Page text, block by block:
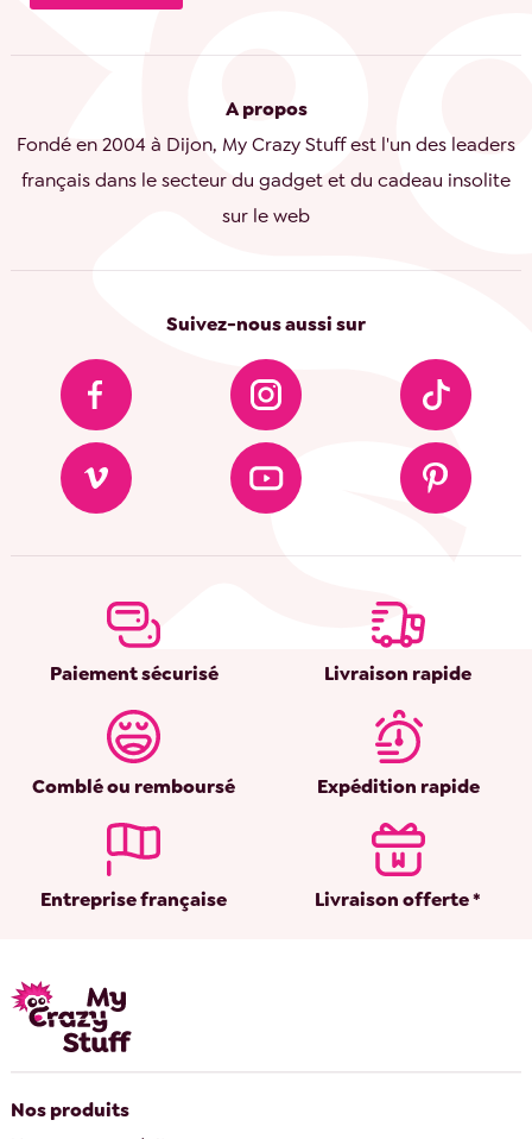
A propos
Fondé en 2004 à Dijon, My Crazy Stuff est l'un des leaders
français dans le secteur du gadget et du cadeau insolite
sur le web
Suivez-nous aussi sur
Paiement sécurisé Livraison rapide
Comblé ou remboursé Expédition rapide
Entreprise française Livraison offerte *
Nos produits